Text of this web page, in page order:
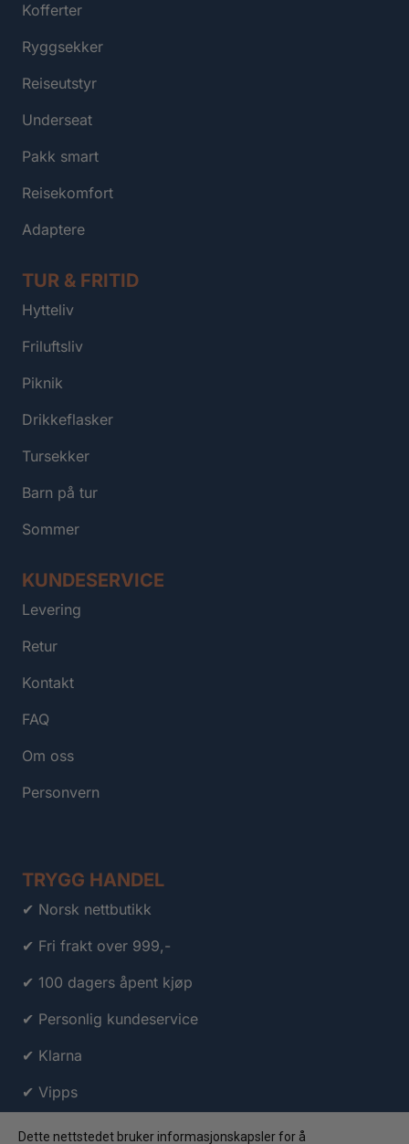
Kofferter
Ryggsekker
Reiseutstyr
Underseat
Pakk smart
Reisekomfort
Adaptere
TUR & FRITID
Hytteliv
Friluftsliv
Piknik
Drikkeflasker
Tursekker
Barn på tur
Sommer
KUNDESERVICE
Levering
Retur
Kontakt
FAQ
Om oss
Personvern
TRYGG HANDEL
✔ Norsk nettbutikk
✔ Fri frakt over 999,-
✔ 100 dagers åpent kjøp
✔ Personlig kundeservice
✔ Klarna
✔ Vipps
Dette nettstedet bruker informasjonskapsler for å